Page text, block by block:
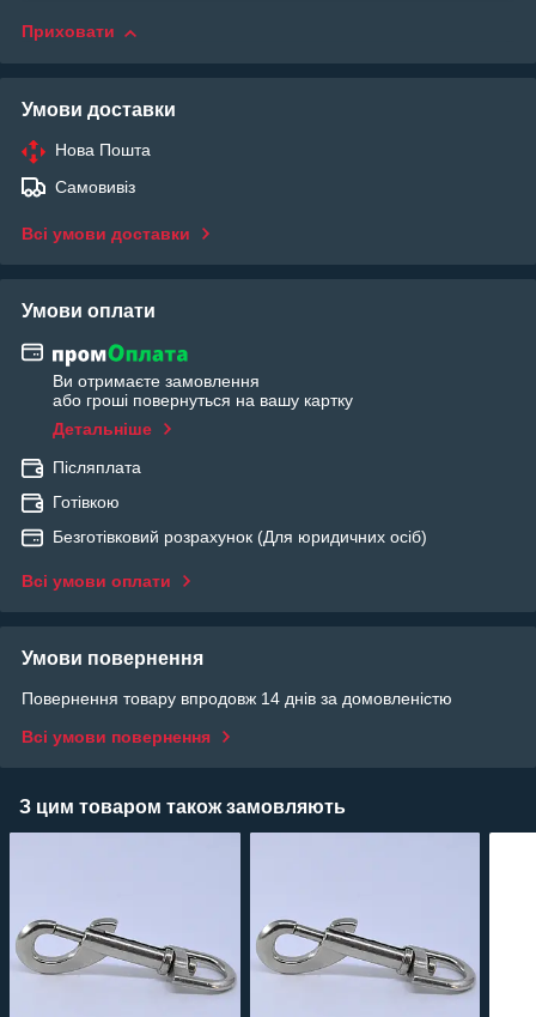
Приховати
Умови доставки
Нова Пошта
Самовивіз
Всі умови доставки
Умови оплати
Ви отримаєте замовлення
або гроші повернуться на вашу картку
Детальніше
Післяплата
Готівкою
Безготівковий розрахунок (Для юридичних осіб)
Всі умови оплати
Умови повернення
Повернення товару впродовж 14 днів за домовленістю
Всі умови повернення
З цим товаром також замовляють